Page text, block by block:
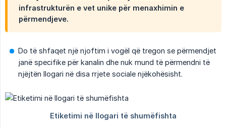
infrastrukturën e vet unike për menaxhimin e
përmendjeve.
Do të shfaqet një njoftim i vogël që tregon se përmendjet
janë specifike për kanalin dhe nuk mund të përmendni të
njëjtën llogari në disa rrjete sociale njëkohësisht.